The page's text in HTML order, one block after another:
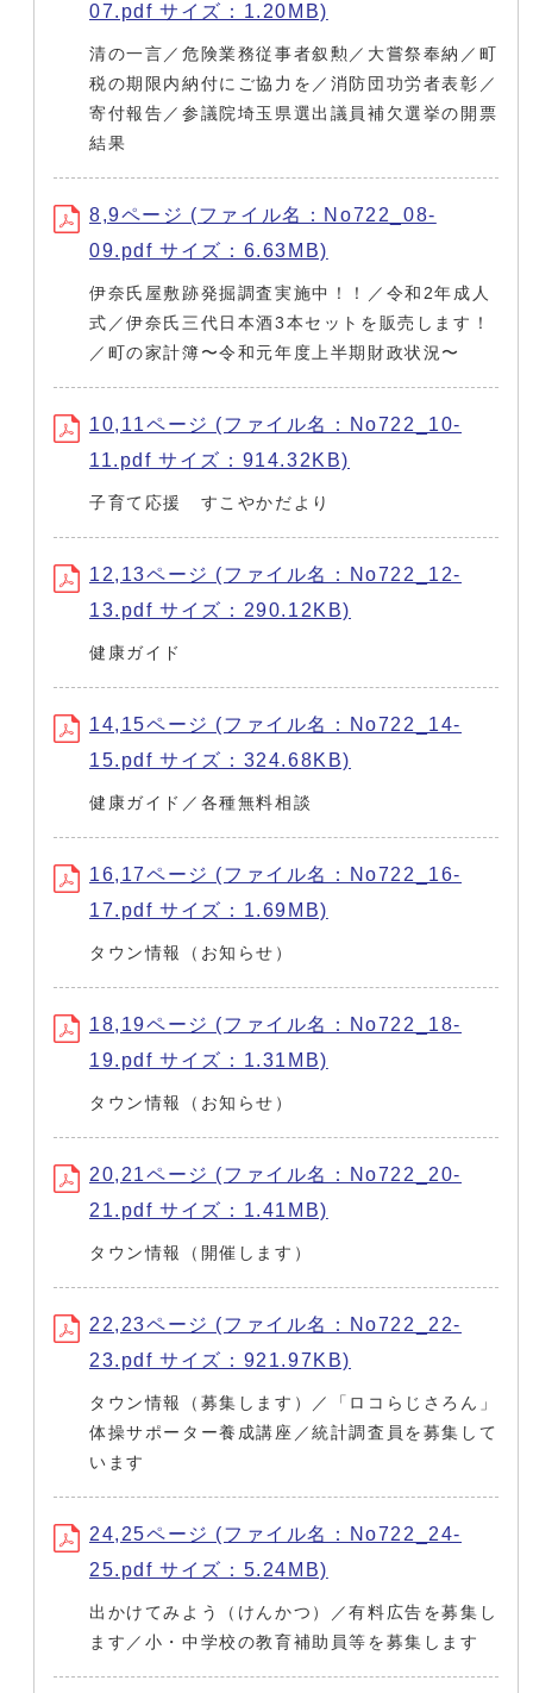
07.pdf サイズ：1.20MB)
清の一言／危険業務従事者叙勲／大嘗祭奉納／町
税の期限内納付にご協力を／消防団功労者表彰／
寄付報告／参議院埼玉県選出議員補欠選挙の開票
結果
8,9ページ (ファイル名：No722_08-
09.pdf サイズ：6.63MB)
伊奈氏屋敷跡発掘調査実施中！！／令和2年成人
式／伊奈氏三代日本酒3本セットを販売します！
／町の家計簿〜令和元年度上半期財政状況〜
10,11ページ (ファイル名：No722_10-
11.pdf サイズ：914.32KB)
子育て応援 すこやかだより
12,13ページ (ファイル名：No722_12-
13.pdf サイズ：290.12KB)
健康ガイド
14,15ページ (ファイル名：No722_14-
15.pdf サイズ：324.68KB)
健康ガイド／各種無料相談
16,17ページ (ファイル名：No722_16-
17.pdf サイズ：1.69MB)
タウン情報（お知らせ）
18,19ページ (ファイル名：No722_18-
19.pdf サイズ：1.31MB)
タウン情報（お知らせ）
20,21ページ (ファイル名：No722_20-
21.pdf サイズ：1.41MB)
タウン情報（開催します）
22,23ページ (ファイル名：No722_22-
23.pdf サイズ：921.97KB)
タウン情報（募集します）／「ロコらじさろん」
体操サポーター養成講座／統計調査員を募集して
います
24,25ページ (ファイル名：No722_24-
25.pdf サイズ：5.24MB)
出かけてみよう（けんかつ）／有料広告を募集し
ます／小・中学校の教育補助員等を募集します